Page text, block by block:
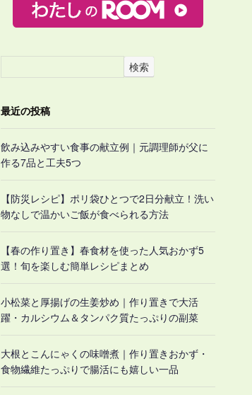
検索
最近の投稿
飲み込みやすい食事の献立例｜元調理師が父に
作る7品と工夫5つ
【防災レシピ】ポリ袋ひとつで2日分献立！洗い
物なしで温かいご飯が食べられる方法
【春の作り置き】春食材を使った人気おかず5
選！旬を楽しむ簡単レシピまとめ
小松菜と厚揚げの生姜炒め｜作り置きで大活
躍・カルシウム＆タンパク質たっぷりの副菜
大根とこんにゃくの味噌煮｜作り置きおかず・
食物繊維たっぷりで腸活にも嬉しい一品